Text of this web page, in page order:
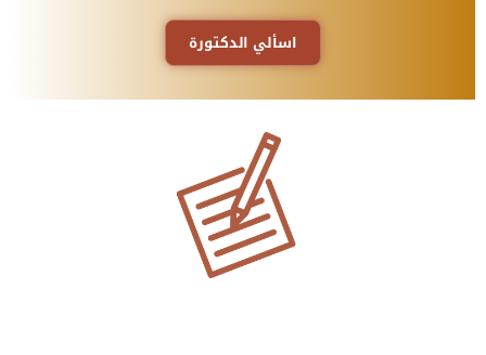
اسألي الدكتورة